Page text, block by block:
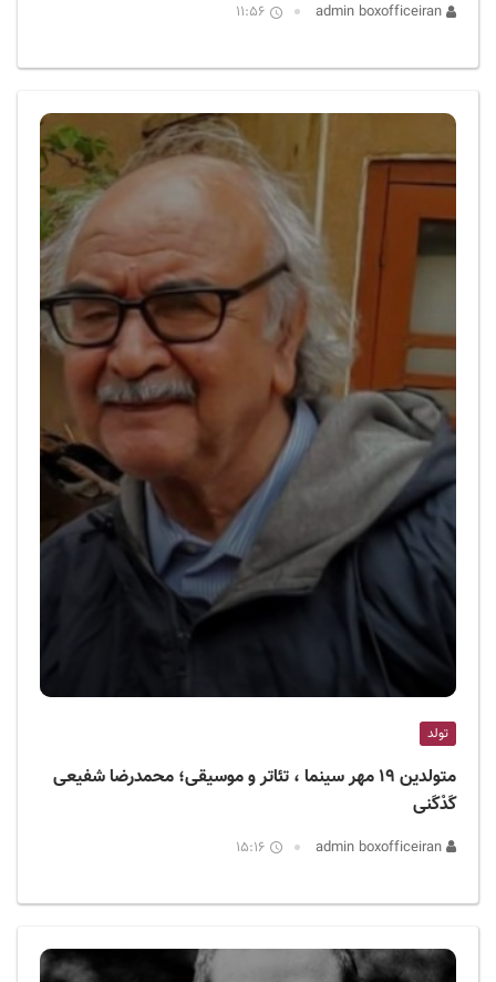
11:56
تولد
متولدین ۱۹ مهر سینما ، تئاتر و موسیقی؛ محمدرضا شفیعی
کَدْکَنی
15:16